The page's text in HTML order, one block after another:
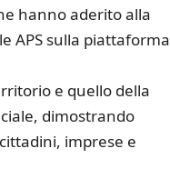
hanno aderito alla
APS sulla piattaforma
e quello della
dimostrando
imprese e